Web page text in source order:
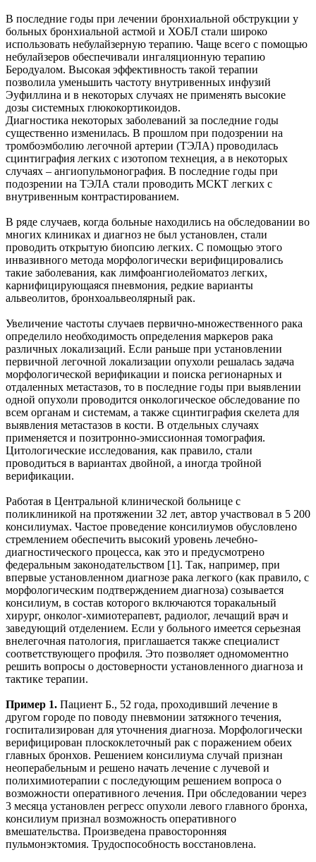
В последние годы при лечении бронхиальной обструкции у
больных бронхиальной астмой и ХОБЛ стали широко
использовать небулайзерную терапию. Чаще всего с помощью
небулайзеров обеспечивали ингаляционную терапию
Беродуалом. Высокая эффективность такой терапии
позволила уменьшить частоту внутривенных инфузий
Эуфиллина и в некоторых случаях не применять высокие
дозы системных глюкокортикоидов.
Диагностика некоторых заболеваний за последние годы
существенно изменилась. В прошлом при подозрении на
тромбоэмболию легочной артерии (ТЭЛА) проводилась
сцинтиграфия легких с изотопом технеция, а в некоторых
случаях – ангиопульмонография. В последние годы при
подозрении на ТЭЛА стали проводить МСКТ легких с
внутривенным контрастированием.
В ряде случаев, когда больные находились на обследовании во
многих клиниках и диагноз не был установлен, стали
проводить открытую биопсию легких. С помощью этого
инвазивного метода морфологически верифицировались
такие заболевания, как лимфоангиолейоматоз легких,
карнифицирующаяся пневмония, редкие варианты
альвеолитов, бронхоальвеолярный рак.
Увеличение частоты случаев первично-множественного рака
определило необходимость определения маркеров рака
различных локализаций. Если раньше при установлении
первичной легочной локализации опухоли решалась задача
морфологической верификации и поиска регионарных и
отдаленных метастазов, то в последние годы при выявлении
одной опухоли проводится онкологическое обследование по
всем органам и системам, а также сцинтиграфия скелета для
выявления метастазов в кости. В отдельных случаях
применяется и позитронно-эмиссионная томография.
Цитологические исследования, как правило, стали
проводиться в вариантах двойной, а иногда тройной
верификации.
Работая в Центральной клинической больнице с
поликлиникой на протяжении 32 лет, автор участвовал в 5 200
консилиумах. Частое проведение консилиумов обусловлено
стремлением обеспечить высокий уровень лечебно-
диагностического процесса, как это и предусмотрено
федеральным законодательством [1]. Так, например, при
впервые установленном диагнозе рака легкого (как правило, с
морфологическим подтверждением диагноза) созывается
консилиум, в состав которого включаются торакальный
хирург, онколог-химиотерапевт, радиолог, лечащий врач и
заведующий отделением. Если у больного имеется серьезная
внелегочная патология, приглашается также специалист
соответствующего профиля. Это позволяет одномоментно
решить вопросы о достоверности установленного диагноза и
тактике терапии.
Пример 1. Пациент Б., 52 года, проходивший лечение в
другом городе по поводу пневмонии затяжного течения,
госпитализирован для уточнения диагноза. Морфологически
верифицирован плоскоклеточный рак с поражением обеих
главных бронхов. Решением консилиума случай признан
неоперабельным и решено начать лечение с лучевой и
полихимиотерапии с последующим решением вопроса о
возможности оперативного лечения. При обследовании через
3 месяца установлен регресс опухоли левого главного бронха,
консилиум признал возможность оперативного
вмешательства. Произведена правосторонняя
пульмонэктомия. Трудоспособность восстановлена.